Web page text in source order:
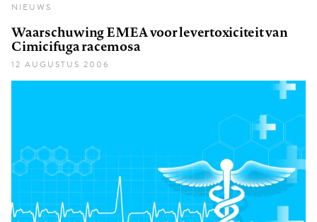
NIEUWS
Waarschuwing EMEA voor levertoxiciteit van
Cimicifuga racemosa
12 AUGUSTUS 2006